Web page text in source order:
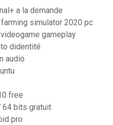
a la demande
simulator 2020 pc
gameplay
didentité
audio
free
64 bits gratuit
pro